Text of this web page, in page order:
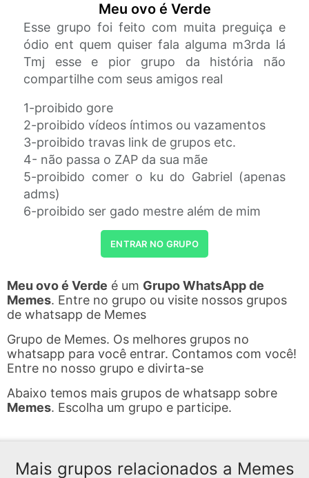
Meu ovo é Verde
Esse grupo foi feito com muita preguiça e
ódio ent quem quiser fala alguma m3rda lá
Tmj esse e pior grupo da história não
compartilhe com seus amigos real
1-proibido gore
2-proibido vídeos íntimos ou vazamentos
3-proibido travas link de grupos etc.
4- não passa o ZAP da sua mãe
5-proibido comer o ku do Gabriel (apenas
adms)
6-proibido ser gado mestre além de mim
ENTRAR NO GRUPO
Meu ovo é Verde é um Grupo WhatsApp de
Memes. Entre no grupo ou visite nossos grupos
de whatsapp de Memes
Grupo de Memes. Os melhores grupos no
whatsapp para você entrar. Contamos com você!
Entre no nosso grupo e divirta-se
Abaixo temos mais grupos de whatsapp sobre
Memes. Escolha um grupo e participe.
Mais grupos relacionados a Memes